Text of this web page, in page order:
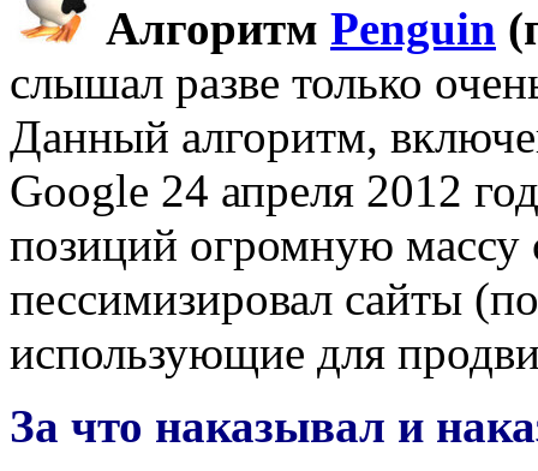
Алгоритм Penguin
слышал разве только
Данный алгоритм,
Google 24 апреля 2012
позиций огромную массу
пессимизировал сайты
использующие для
За что наказывал и